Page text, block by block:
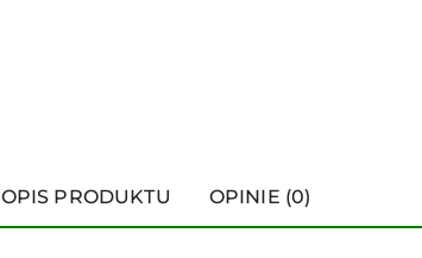
OPIS PRODUKTU OPINIE (0)